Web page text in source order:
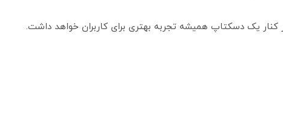
کنار یک دسکتاپ همیشه تجربه بهتری برای کاربران خواهد داشت.